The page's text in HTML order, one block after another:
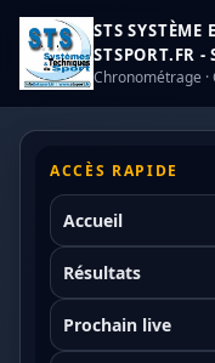
STS SYSTÈME
STSPORT.FR -
Chronométrage ·
ACCÈS RAPIDE
Accueil
Résultats
Prochain live